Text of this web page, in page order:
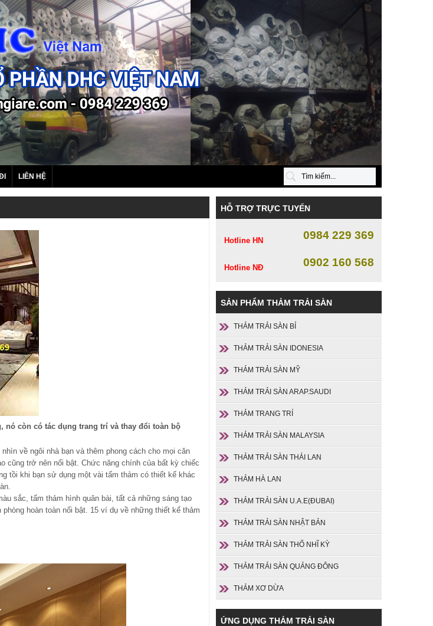
LIÊN HỆ
nó còn có tác dụng trang trí và thay đổi toàn bộ
về ngôi nhà bạn và thêm phong cách cho mọi căn
cũng trở nên nổi bật. Chức năng chính của bất kỳ chiếc
tồi khi bạn sử dụng một vài tấm thảm có thiết kế khác
sắc, tấm thảm hình quân bài, tất cả những sáng tạo
hoàn toàn nổi bật. 15 ví dụ về những thiết kế thảm
HỖ TRỢ TRỰC TUYẾN
Hotline HN 0984 229 369
Hotline NĐ 0902 160 568
SẢN PHẨM THẢM TRẢI SÀN
THẢM TRẢI SÀN BỈ
THẢM TRẢI SÀN IDONESIA
THẢM TRẢI SÀN MỸ
THẢM TRẢI SÀN ARAP.SAUDI
THẢM TRANG TRÍ
THẢM TRẢI SÀN MALAYSIA
THẢM TRẢI SÀN THÁI LAN
THẢM HÀ LAN
THẢM TRẢI SÀN U.A.E(ĐUBAI)
THẢM TRẢI SÀN NHẬT BẢN
THẢM TRẢI SÀN THỔ NHĨ KỲ
THẢM TRẢI SÀN QUẢNG ĐÔNG
THẢM XƠ DỪA
ỨNG DỤNG THẢM TRẢI SÀN